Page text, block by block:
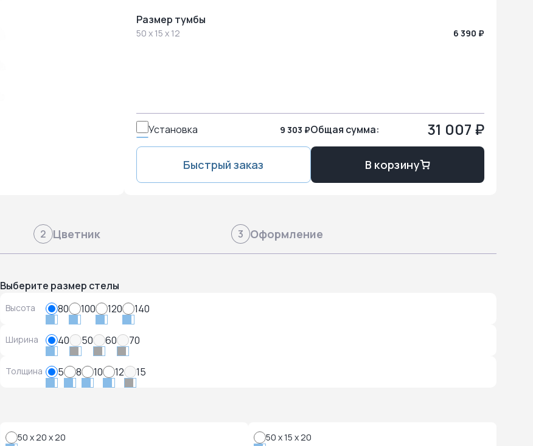
Размер тумбы
50 x 15 x 12 6 390 ₽
Установка 9 303 ₽Общая сумма: 31 007 ₽
Быстрый заказ В корзину
2 Цветник 3 Оформление
Выберите размер стелы
Высота 80 100 120 140
Ширина 40 50 60 70
Толщина 5 8 10 12 15
50 x 20 x 20 50 x 15 x 20